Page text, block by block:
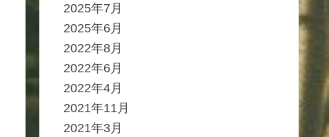
2025年7月
2025年6月
2022年8月
2022年6月
2022年4月
2021年11月
2021年3月